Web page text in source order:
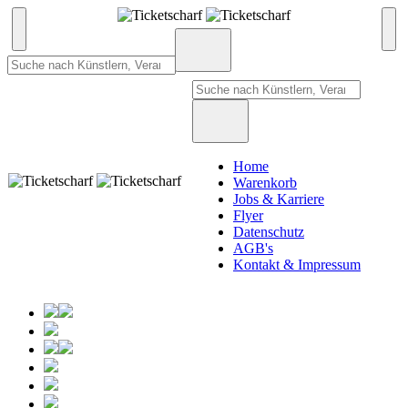
Home
Warenkorb
Jobs & Karriere
Flyer
Datenschutz
AGB's
Kontakt & Impressum